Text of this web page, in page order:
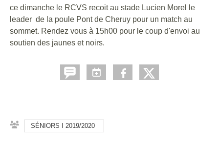
ce dimanche le RCVS recoit au stade Lucien Morel le
leader de la poule Pont de Cheruy pour un match au
sommet. Rendez vous à 15h00 pour le coup d'envoi au
soutien des jaunes et noirs.
SÉNIORS I 2019/2020